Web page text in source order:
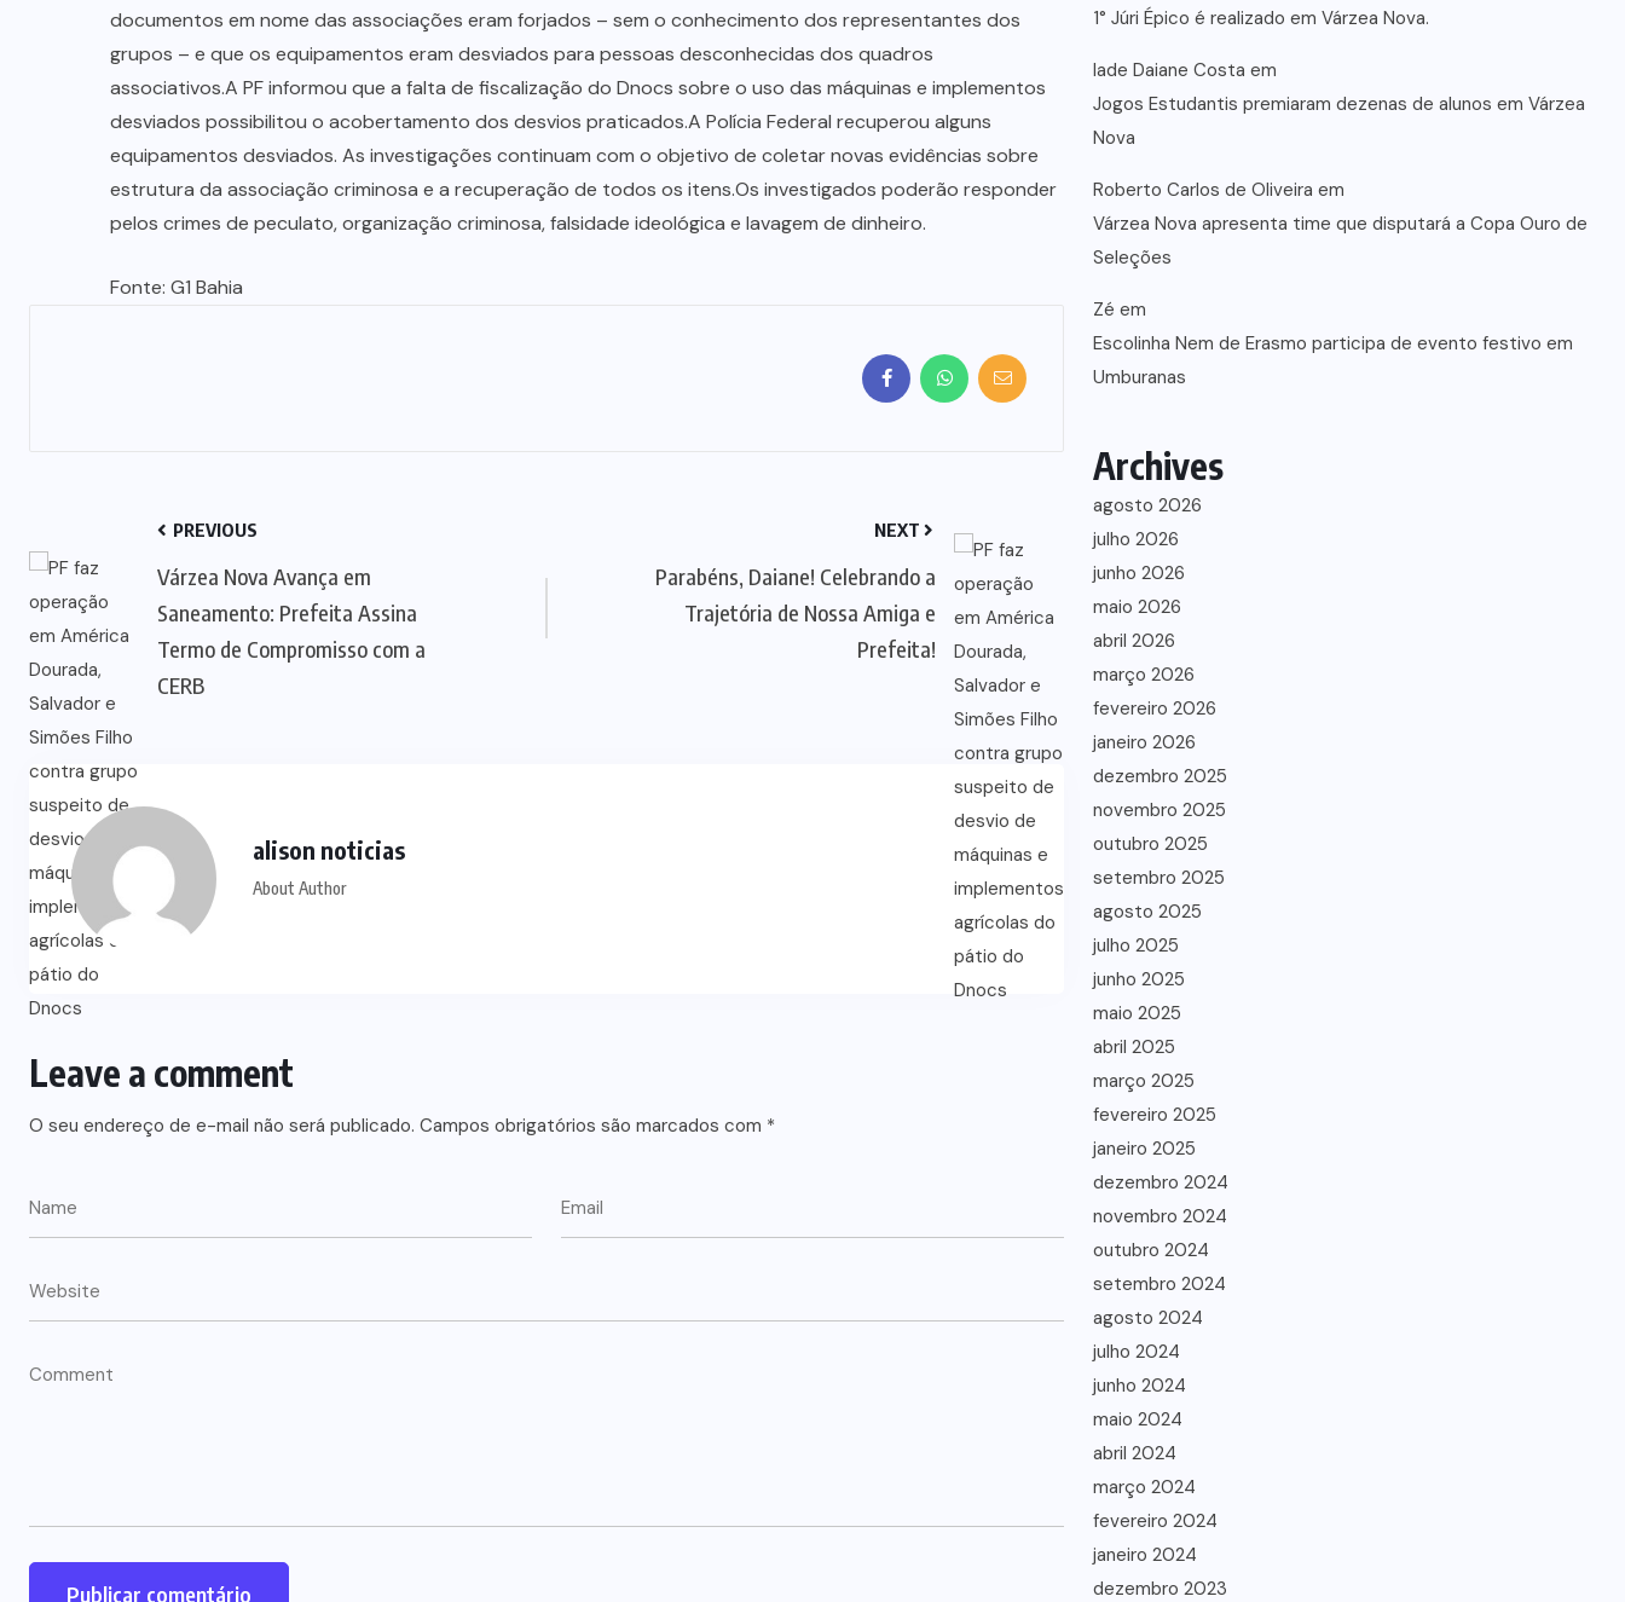
documentos em nome das associações eram forjados – sem o conhecimento dos representantes dos
grupos – e que os equipamentos eram desviados para pessoas desconhecidas dos quadros
associativos.A PF informou que a falta de fiscalização do Dnocs sobre o uso das máquinas e implementos
desviados possibilitou o acobertamento dos desvios praticados.A Polícia Federal recuperou alguns
equipamentos desviados. As investigações continuam com o objetivo de coletar novas evidências sobre
estrutura da associação criminosa e a recuperação de todos os itens.Os investigados poderão responder
pelos crimes de peculato, organização criminosa, falsidade ideológica e lavagem de dinheiro.
Fonte: G1 Bahia
PREVIOUS
Várzea Nova Avança em
Saneamento: Prefeita Assina
Termo de Compromisso com a
CERB
NEXT
Parabéns, Daiane! Celebrando a
Trajetória de Nossa Amiga e
Prefeita!
alison noticias
About Author
Leave a comment
O seu endereço de e-mail não será publicado. Campos obrigatórios são marcados com *
1° Júri Épico é realizado em Várzea Nova.
lade Daiane Costa em
Jogos Estudantis premiaram dezenas de alunos em Várzea
Nova
Roberto Carlos de Oliveira em
Várzea Nova apresenta time que disputará a Copa Ouro de
Seleções
Zé em
Escolinha Nem de Erasmo participa de evento festivo em
Umburanas
Archives
agosto 2026
julho 2026
junho 2026
maio 2026
abril 2026
março 2026
fevereiro 2026
janeiro 2026
dezembro 2025
novembro 2025
outubro 2025
setembro 2025
agosto 2025
julho 2025
junho 2025
maio 2025
abril 2025
março 2025
fevereiro 2025
janeiro 2025
dezembro 2024
novembro 2024
outubro 2024
setembro 2024
agosto 2024
julho 2024
junho 2024
maio 2024
abril 2024
março 2024
fevereiro 2024
janeiro 2024
dezembro 2023